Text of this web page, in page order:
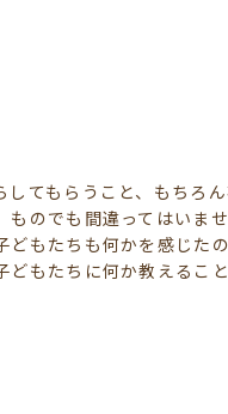
てもらうこと、もちろ
のでも間違ってはいま
もたちも何かを感じた
もたちに何か教えるこ